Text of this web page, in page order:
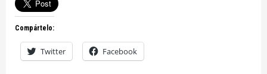
Compártelo:
Twitter Facebook